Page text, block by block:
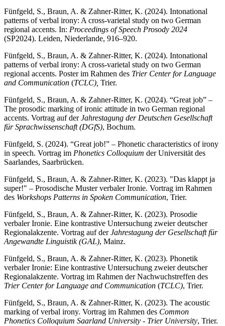
Fünfgeld, S., Braun, A. & Zahner-Ritter, K. (2024). Intonational
patterns of verbal irony: A cross-varietal study on two German
regional accents. In: Proceedings of Speech Prosody 2024
(SP2024). Leiden, Niederlande, 916–920.
Fünfgeld, S., Braun, A. & Zahner-Ritter, K. (2024). Intonational
patterns of verbal irony: A cross-varietal study on two German
regional accents. Poster im Rahmen des Trier Center for Language
and Communication (TCLC), Trier.
Fünfgeld, S., Braun, A. & Zahner-Ritter, K. (2024). “Great job” –
The prosodic marking of ironic attitude in two German regional
accents. Vortrag auf derJahrestagung der Deutschen Gesellschaft
für Sprachwissenschaft (DGfS), Bochum.
Fünfgeld, S. (2024). “Great job!” – Phonetic characteristics of irony
in speech. Vortrag im Phonetics Colloquium der Universität des
Saarlandes, Saarbrücken.
Fünfgeld, S., Braun, A. & Zahner-Ritter, K. (2023). "Das klappt ja
super!" – Prosodische Muster verbaler Ironie. Vortrag im Rahmen
des Workshops Patterns in Spoken Communication, Trier.
Fünfgeld, S., Braun, A. & Zahner-Ritter, K. (2023). Prosodie
verbaler Ironie. Eine kontrastive Untersuchung zweier deutscher
Regionalakzente. Vortrag auf derJahrestagung der Gesellschaft für
Angewandte Linguistik (GAL), Mainz.
Fünfgeld, S., Braun, A. & Zahner-Ritter, K. (2023). Phonetik
verbaler Ironie: Eine kontrastive Untersuchung zweier deutscher
Regionalakzente. Vortrag im Rahmen der Nachwuchstreffen des
Trier Center for Language and Communication (TCLC), Trier.
Fünfgeld, S., Braun, A. & Zahner-Ritter, K. (2023). The acoustic
marking of verbal irony. Vortrag im Rahmen des Common
Phonetics Colloquium Saarland University - Trier University, Trier.